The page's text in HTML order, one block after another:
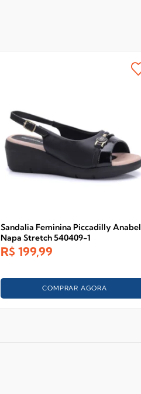
Sandalia Feminina Piccadilly
Napa Stretch 540409-1
R$ 199,99
COMPRAR AGORA